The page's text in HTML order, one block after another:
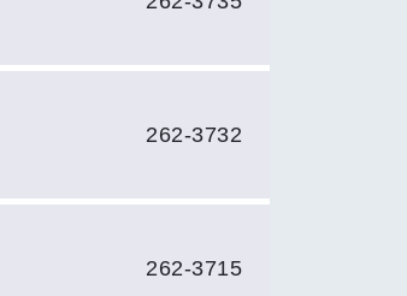
262-3732
262-3715